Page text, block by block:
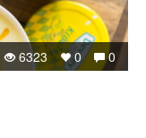
0
0
6323